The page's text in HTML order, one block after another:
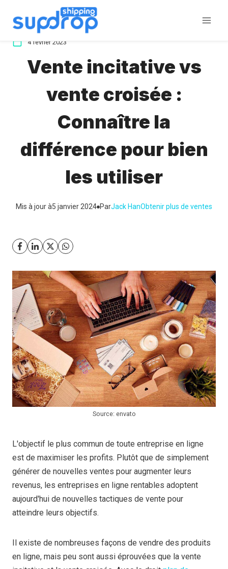
4 février 2023
Vente incitative vs
vente croisée :
Connaître la
différence pour bien
les utiliser
Mis à jour à5 janvier 2024 ParJack HanObtenir plus de ventes
Source: envato
L'objectif le plus commun de toute entreprise en ligne
est de maximiser les profits. Plutôt que de simplement
générer de nouvelles ventes pour augmenter leurs
revenus, les entreprises en ligne rentables adoptent
aujourd'hui de nouvelles tactiques de vente pour
atteindre leurs objectifs.
Il existe de nombreuses façons de vendre des produits
en ligne, mais peu sont aussi éprouvées que la vente